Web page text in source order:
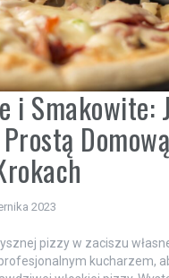
i Smakowite:
2023
pizzy w zaciszu
kucharzem,